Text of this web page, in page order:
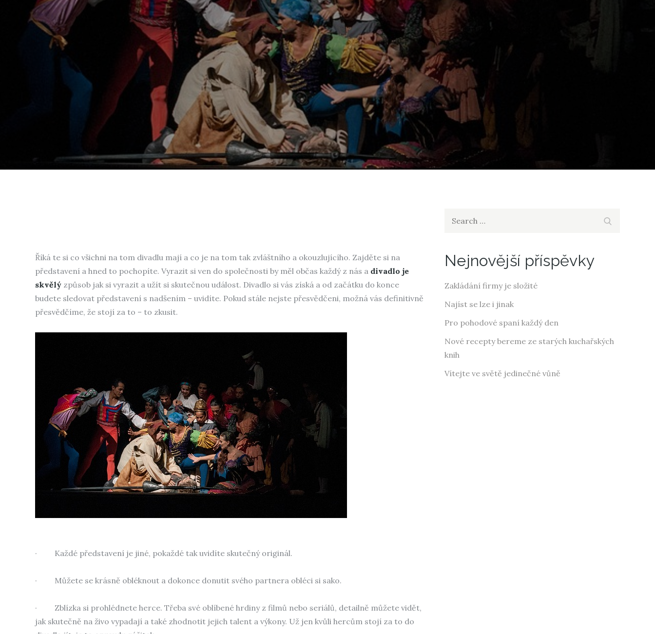
Říká te si co všichni na tom divadlu mají a co je na tom tak zvláštního a okouzlujícího. Zajděte si na
představení a hned to pochopíte. Vyrazit si ven do společnosti by měl občas každý z nás a divadlo je
skvělý způsob jak si vyrazit a užít si skutečnou událost. Divadlo si vás získá a od začátku do konce
budete sledovat představení s nadšením – uvidíte. Pokud stále nejste přesvědčeni, možná vás definitivně
přesvědčíme, že stojí za to – to zkusit.
· Každé představení je jiné, pokaždé tak uvidíte skutečný originál.
· Můžete se krásně obléknout a dokonce donutit svého partnera obléci si sako.
·
Zblízka si prohlédnete herce. Třeba své oblíbené hrdiny z filmů nebo seriálů, detailně můžete vidět,
jak skutečně na živo vypadají a také zhodnotit jejich talent a výkony. Už jen kvůli hercům stojí za to do
Nejnovější příspěvky
Zakládání firmy je složité
Najíst se lze i jinak
Pro pohodové spaní každý den
Nové recepty bereme ze starých kuchařských
knih
Vítejte ve světě jedinečné vůně